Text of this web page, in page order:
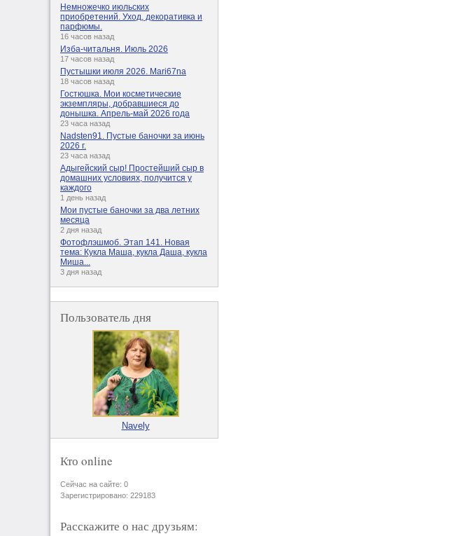
Немножечко июльских
приобретений. Уход, декоративка и
парфюмы.
16 часов назад
Изба-читальня. Июль 2026
17 часов назад
Пустышки июля 2026. Mari67na
18 часов назад
Гостюшка. Мои косметические
экземпляры, добравшиеся до
донышка. Апрель-май 2026 года
23 часа назад
Nadsten91. Пустые баночки за июнь
2026 г.
23 часа назад
Адыгейский сыр! Простейший сыр в
домашних условиях, получится у
каждого
1 день назад
Мои пустые баночки за два летних
месяца
2 дня назад
Фотофлэшмоб. Этап 141. Новая
тема: Кукла Маша, кукла Даша, кукла
Миша...
3 дня назад
Пользователь дня
Navely
Кто online
Сейчас на сайте: 0
Зарегистрировано: 229183
Расскажите о нас друзьям: